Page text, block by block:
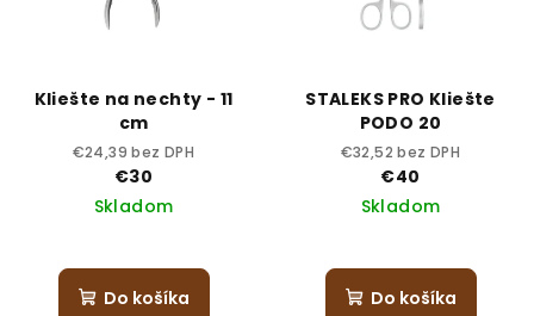
Kliešte na nechty - 11
cm
€24,39 bez DPH
€30
Skladom
Do košíka
STALEKS PRO Kliešte
PODO 20
€32,52 bez DPH
€40
Skladom
Do košíka